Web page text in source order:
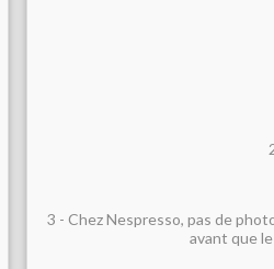
3 - Chez Nespresso, pas de
avant que